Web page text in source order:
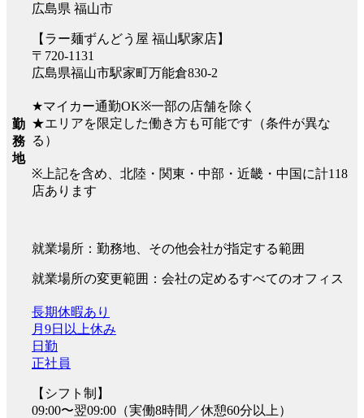
勤
務
地
広島県 福山市
【ラー麺ずんどう屋 福山駅家店】
〒720-1131
広島県福山市駅家町万能倉830-2
★マイカー通勤OK※一部の店舗を除く
★エリアを限定した働き方も可能です（条件が異な
る）
※上記を含め、北陸・関東・中部・近畿・中国に計118
店あります
就業場所：勤務地、その他会社が指定する範囲
就業場所の変更範囲：会社の定めるすべてのオフィス
長期休暇あり
月9日以上休み
日勤
正社員
【シフト制】
09:00〜翌09:00（実働8時間／休憩60分以上）